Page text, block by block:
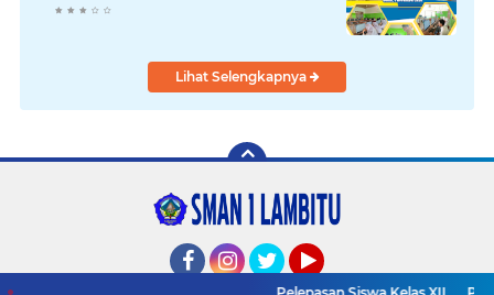
Lihat Selengkapnya
Instagram
TwitterYouTube